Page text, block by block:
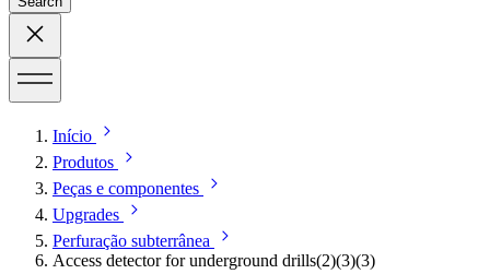
Início
Produtos
Peças e componentes
Upgrades
Perfuração subterrânea
Access detector for underground drills(2)(3)(3)